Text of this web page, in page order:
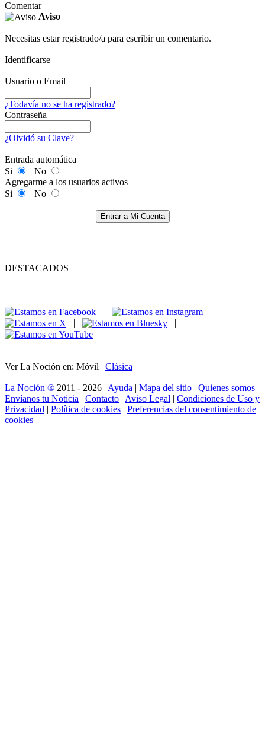
Comentar
Aviso
Necesitas estar registrado/a para escribir un comentario.
Identificarse
Usuario o Email
¿Todavía no se ha registrado?
Contraseña
¿Olvidó su Clave?
Entrada automática
Si
No
Agregarme a los usuarios activos
Si
No
Entrar a Mi Cuenta
DESTACADOS
|
|
Ver La Noción en: Móvil | Clásica
La Noción ® 2011 - 2026 | Ayuda | Mapa del sitio | Quienes somos |
Envíanos tu Noticia | Contacto | Aviso Legal | Condiciones de Uso y
Privacidad | Política de cookies | Preferencias del consentimiento de
cookies